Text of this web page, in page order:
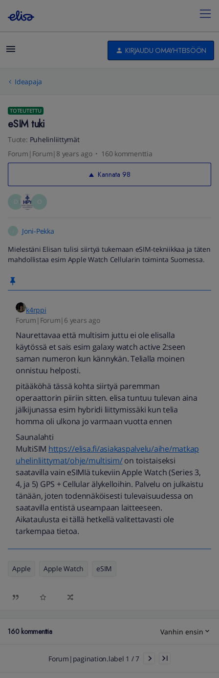
KIRJAUDU OMAYHTEISÖÖN
Ideapaja
TOTEUTETTU
eSIM tuki
Tuote: Puhelinliittymät
Forum|Forum|8 years ago
160 kommenttia
Kannata 98
D O
Joni-Pekka
Mielestäni Elisan tulisi siirtyä tukemaan eSIM-tekniikkaa ja täten
mahdollistaa esim Apple Watch Cellularin toiminta Suomessa.
k4rppi
Forum|Forum|6 years ago
Naurettavaa että multisim juttu ei ole elisalla
käytössä et sais esim galaxy watch active 2:seen
saman numeron kun kännykän. Telialla moinen
onnistuu helposti.
pitääköhä tässä kohta siirtyä paremman
operaattorin piiriin sitten. elisa tuntuu tulevan aina
jälkijunassa esim hybridi liittymissäki kun telia
homma oli ulkona jo varmaan vuotta ennen
Saunalahti
MultiSIM https://elisa.fi/asiakaspalvelu/aihe/matkap
uhelinliittymat/ohje/multisim/on toistaiseksi
saatavilla vain eSIMIä tukeviin Apple Watch (Series 3,
4, ja 5) GPS + Cellular älykelloihin. Palvelu on julkaistu
tänään, joten todennäköisesti tulevaisuudessa on
saatavilla entistä useampaan laitteeseen.
Aikataulusta ei tällä hetkellä valitettavasti ole
tarkempaa tietoa.
Apple Apple Watch eSIM
160 kommenttia Vanhin ensin
Forum|pagination.label 1 / 7